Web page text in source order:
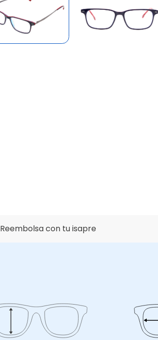
Reembolsa con tu isapre